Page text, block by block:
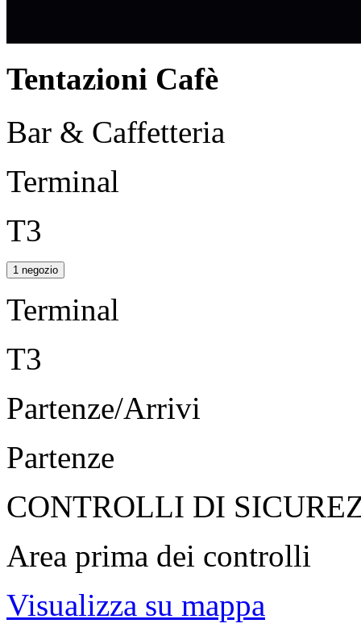
Tentazioni Cafè
Bar & Caffetteria
Terminal
T3
1 negozio
Terminal
T3
Partenze/Arrivi
Partenze
CONTROLLI DI
Area prima dei controlli
Visualizza su mappa